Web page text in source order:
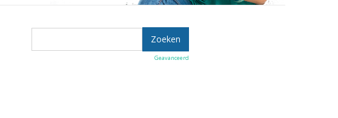
Geavanceerd